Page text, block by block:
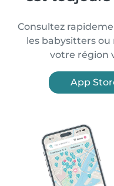
Consultez
les babysitters
votre région
App